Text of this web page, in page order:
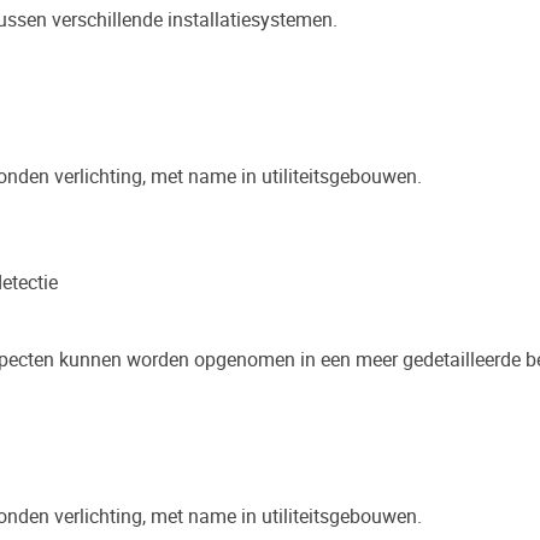
verschillende installatiesystemen.
verlichting, met name in utiliteitsgebouwen.
kunnen worden opgenomen in een meer gedetailleerde
verlichting, met name in utiliteitsgebouwen.